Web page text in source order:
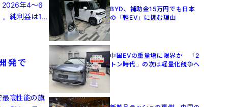
2026年4～6
純利益は16
発で
高性能の旗
BYD、補助金15万円でも日本
の「軽EV」に挑む理由
中国EVの重量増に限界か 「2
トン時代」の次は軽量化競争へ